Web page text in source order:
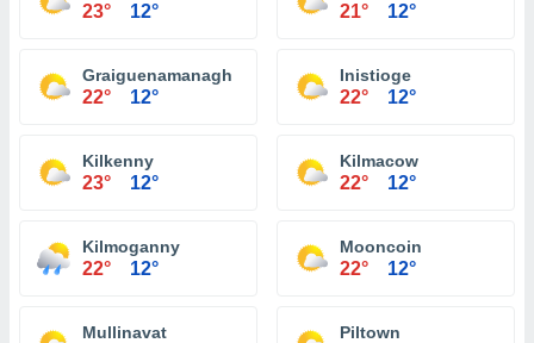
23° 12° 21° 12°
Graiguenamanagh
22° 12°
Inistioge
22° 12°
Kilkenny
23° 12°
Kilmacow
22° 12°
Kilmoganny
22° 12°
Mooncoin
22° 12°
Mullinavat Piltown